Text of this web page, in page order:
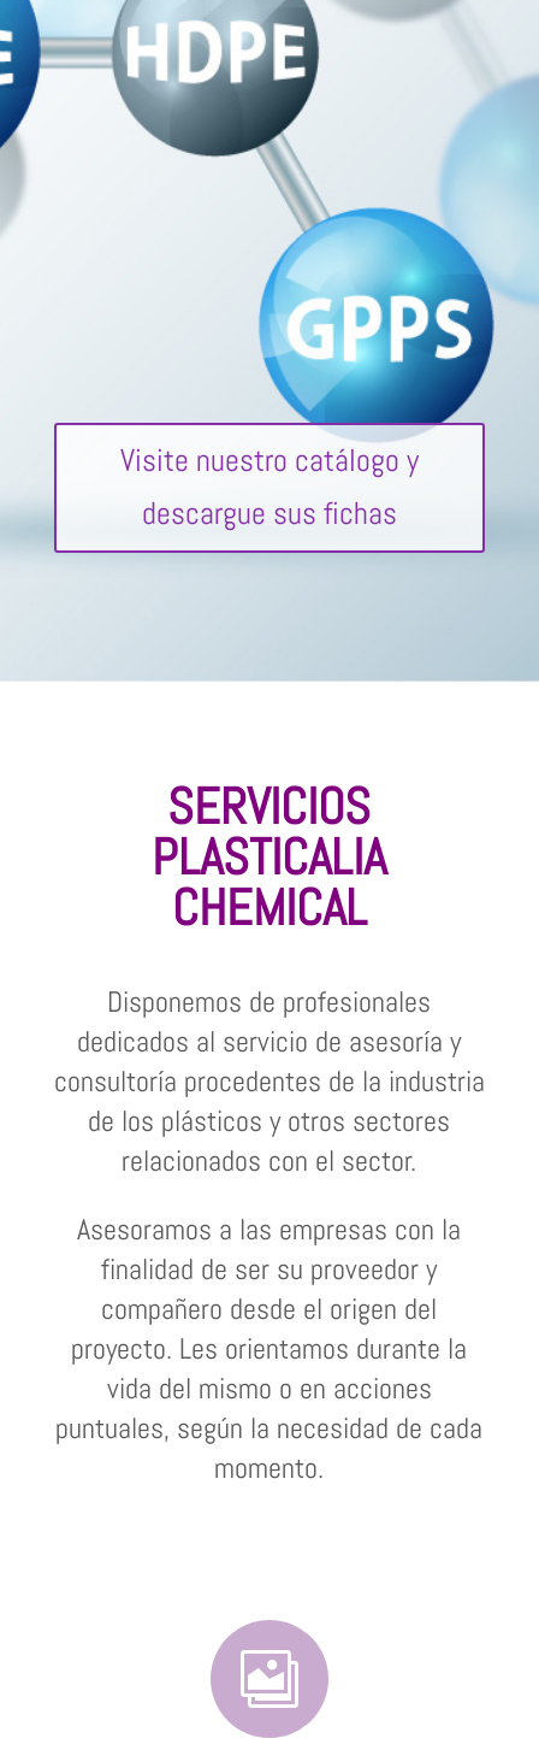
Visite nuestro catálogo y
descargue sus fichas
SERVICIOS
PLASTICALIA
CHEMICAL
Disponemos de profesionales
dedicados al servicio de asesoría y
consultoría procedentes de la industria
de los plásticos y otros sectores
relacionados con el sector.
Asesoramos a las empresas con la
finalidad de ser su proveedor y
compañero desde el origen del
proyecto. Les orientamos durante la
vida del mismo o en acciones
puntuales, según la necesidad de cada
momento.
